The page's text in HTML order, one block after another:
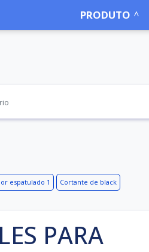
PRODUTO
espatulado 1 Cortante de black
PARA